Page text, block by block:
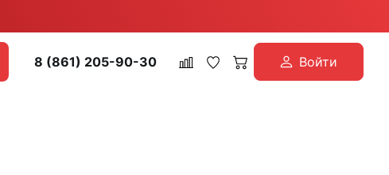
8 (861) 205-90-30 Войти